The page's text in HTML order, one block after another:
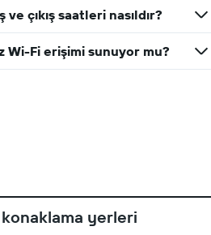
çıkış saatleri nasıldır?
Fi erişimi sunuyor mu?
yerleri